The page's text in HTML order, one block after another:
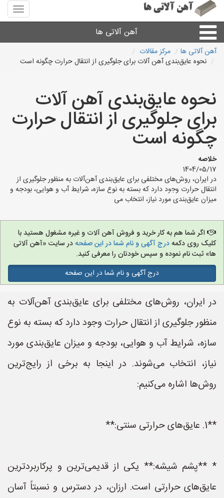
منوی
سایت
آلاتی
آهن آلاتی ها
میلگرد نبشی،مفتول
لوله و اتصالات
آهن آلاتی های شهرها
آهن آلاتی ها
مرکز مقالات
نحوه عایق‌بندی آهن آلات برای جلوگیری از انتقال حرارت چگونه است
نحوه عایق‌بندی آهن آلات
برای جلوگیری از انتقال حرارت
چگونه است
خلاصه
1404/05/17
در ایران، روش‌های مختلفی برای عایق‌بندی آهن‌آلات به منظور جلوگیری از
انتقال حرارت وجود دارد که بسته به نوع سازه، شرایط آب و هوایی، بودجه و
میزان عایق‌بندی مورد نیاز، انتخاب می‌
اگر شما هم به کار خرید و فروش آهن آلات و غیره مشغول هستید با
کلیک روی دکمهدرج آگهی و نام شما در این صفحهدر سایت «آهن آلاتی
ها» ثبت نام نموده و سپس خودتان را معرفی کنید.
درج آگهی و نام شما در این صفحه
در ایران، روش‌های مختلفی برای عایق‌بندی آهن‌آلات به
منظور جلوگیری از انتقال حرارت وجود دارد که بسته به نوع
سازه، شرایط آب و هوایی، بودجه و میزان عایق‌بندی مورد
نیاز، انتخاب می‌شوند. در اینجا به برخی از رایج‌ترین
روش‌ها اشاره می‌کنیم:
**1. عایق‌های حرارتی سنتی:**
* **پشم شیشه:** یکی از قدیمی‌ترین و پرکاربردترین
عایق‌های حرارتی است. ارزان، در دسترس و نسبتاً آسان